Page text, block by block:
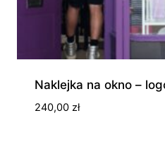
Naklejka na okno –
240,00 zł